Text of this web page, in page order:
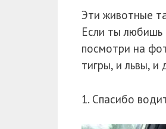
Эти животные
Если ты любишь
посмотри на
тигры, и львы,
1. Спасибо